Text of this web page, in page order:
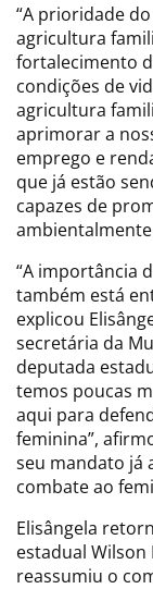
“A prioridade
agricultura
fortalecimento
condições de
agricultura
aprimorar a
emprego e
que já estão
capazes de
“A importância
também está
explicou
secretária da
deputada
temos poucas
aqui para
feminina”,
seu mandato já
combate ao
Elisângela
estadual
reassumiu o